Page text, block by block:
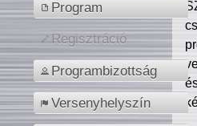
Program
Regisztráció
Programbizottság
Versenyhelyszín